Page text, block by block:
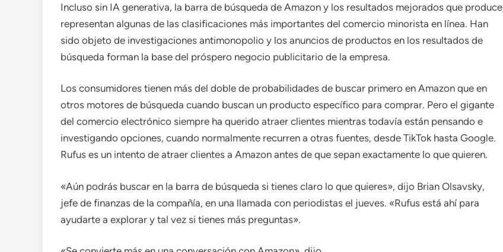
Incluso sin IA generativa, la barra de búsqueda de Amazon y los resultados mejorados que produce
representan algunas de las clasificaciones más importantes del comercio minorista en línea. Han
sido objeto de investigaciones antimonopolio y los anuncios de productos en los resultados de
búsqueda forman la base del próspero negocio publicitario de la empresa.
Los consumidores tienen más del doble de probabilidades de buscar primero en Amazon que en
otros motores de búsqueda cuando buscan un producto específico para comprar. Pero el gigante
del comercio electrónico siempre ha querido atraer clientes mientras todavía están pensando e
investigando opciones, cuando normalmente recurren a otras fuentes, desde TikTok hasta Google.
Rufus es un intento de atraer clientes a Amazon antes de que sepan exactamente lo que quieren.
«Aún podrás buscar en la barra de búsqueda si tienes claro lo que quieres», dijo Brian Olsavsky,
jefe de finanzas de la compañía, en una llamada con periodistas el jueves. «Rufus está ahí para
ayudarte a explorar y tal vez si tienes más preguntas».